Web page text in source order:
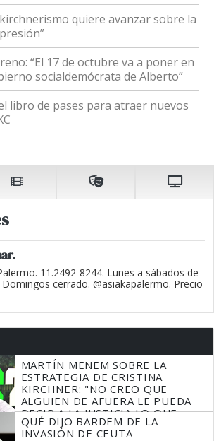
quiere avanzar sobre la
“El 17 de octubre va a poner en
socialdemócrata de Alberto”
libro de pases para atraer nuevos
11.2492-8244. Lunes a sábados de
cerrado. @asiakapalermo. Precio
MARTÍN MENEM SOBRE LA
ESTRATEGIA DE CRISTINA
KIRCHNER: "NO CREO QUE
ALGUIEN DE AFUERA LE PUEDA
DECIR A LA JUSTICIA LO QUE
TIENE QUE HACER"
QUÉ DIJO BARDEM DE LA
INVASIÓN DE CEUTA